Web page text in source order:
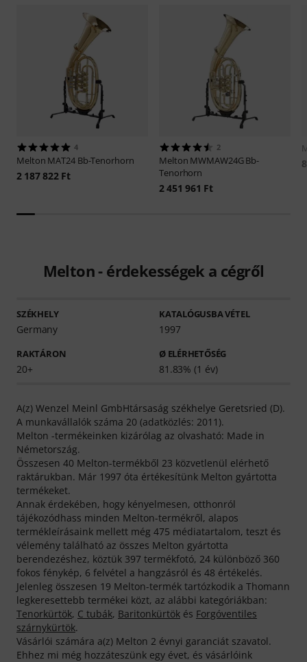
4
Melton MAT24 Bb-Tenorhorn
2 187 822 Ft
2
Melton MWMAW24G Bb-
Tenorhorn
2 451 961 Ft
Melton - érdekességek a cégről
SZÉKHELY
Germany
KATALÓGUSBA VÉTEL
1997
RAKTÁRON
20+
Ø ELÉRHETŐSÉG
81.83% (1 év)
A(z) Wenzel Meinl GmbHtársaság székhelye Geretsried (D).
A munkavállalók száma 20 (adatközlés: 2011).
Melton -termékeinken kizárólag az olvasható: Made in
Németország.
Összesen 40 Melton-termékből 23 közvetlenül elérhető
raktárukban. Már 1997 óta értékesítünk Melton gyártotta
termékeket.
Annak érdekében, hogy kényelmesen, otthonról
tájékozódhass minden Melton-termékről, alapos
termékleírásaink mellett még 475 médiatartalom, teszt és
vélemény található az összes Melton gyártotta
berendezéshez, köztük 397 termékfotó, 24 különböző 360
fokos fénykép, 6 felvétel a hangzásról és 48 értékelés.
Jelenleg összesen 19 Melton-termék tartózkodik a Thomann
legkeresettebb termékei közt, az alábbi kategóriákban:
Tenorkürtök, C tubák, Baritonkürtök és Forgóventiles
szárnykürtök.
Vásárlói számára a(z) Melton 2 évnyi garanciát szavatol.
Ehhez mi még hozzáteszünk egy évet, és vásárlóink